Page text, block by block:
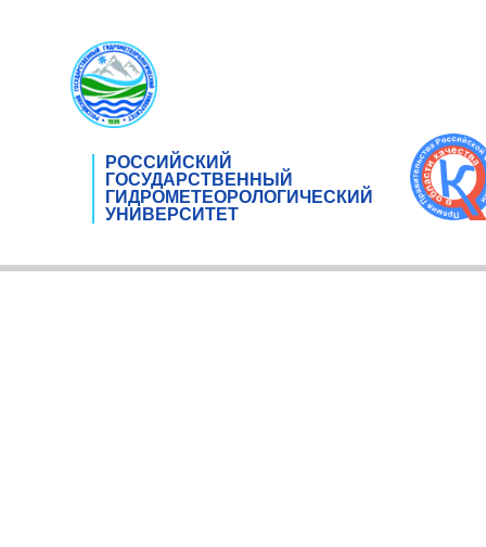
РОССИЙСКИЙ
ГОСУДАРСТВЕННЫЙ
ГИДРОМЕТЕОРОЛОГИЧЕСКИЙ
УНИВЕРСИТЕТ